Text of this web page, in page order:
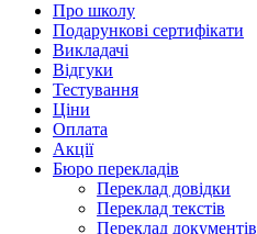
Про школу
Подарункові сертифікати
Викладачі
Відгуки
Тестування
Ціни
Оплата
Акції
Бюро перекладів
Переклад довідки
Переклад текстів
Переклад документів